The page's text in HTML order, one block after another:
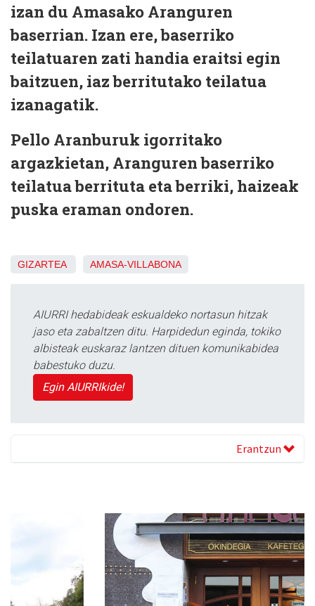
izan du Amasako Aranguren
baserrian. Izan ere, baserriko
teilatuaren zati handia eraitsi egin
baitzuen, iaz berritutako teilatua
izanagatik.
Pello Aranburuk igorritako
argazkietan, Aranguren baserriko
teilatua berrituta eta berriki, haizeak
puska eraman ondoren.
GIZARTEA AMASA-VILLABONA
AIURRI hedabideak eskualdeko nortasun hitzak
jaso eta zabaltzen ditu. Harpidedun eginda, tokiko
albisteak euskaraz lantzen dituen komunikabidea
babestuko duzu.
Egin AIURRIkide!
Erantzun